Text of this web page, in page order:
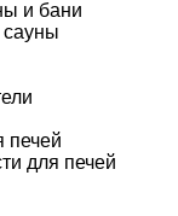
и бани
печей
для печей
для